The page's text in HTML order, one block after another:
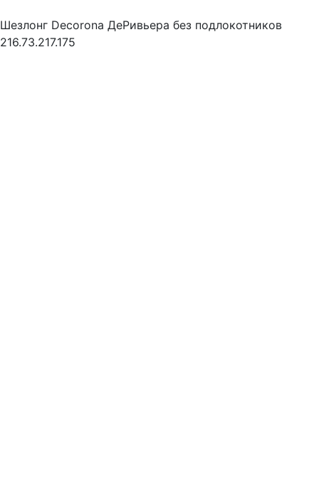
Шезлонг Decorona ДеРивьера без подлокотников
216.73.217.175